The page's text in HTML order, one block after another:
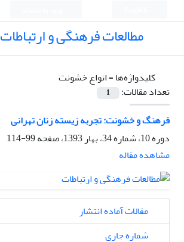
مطالعات فرهنگی و ارتباطات
کلیدواژه‌ها =انواع خشونت
تعداد مقالات:
1
فرهنگ و خشونت: تجربه زیسته زنان تهرانی
دوره 10، شماره 34، بهار 1393، صفحه
99-114
مشاهده مقاله
مقالات آماده انتشار
شماره جاری